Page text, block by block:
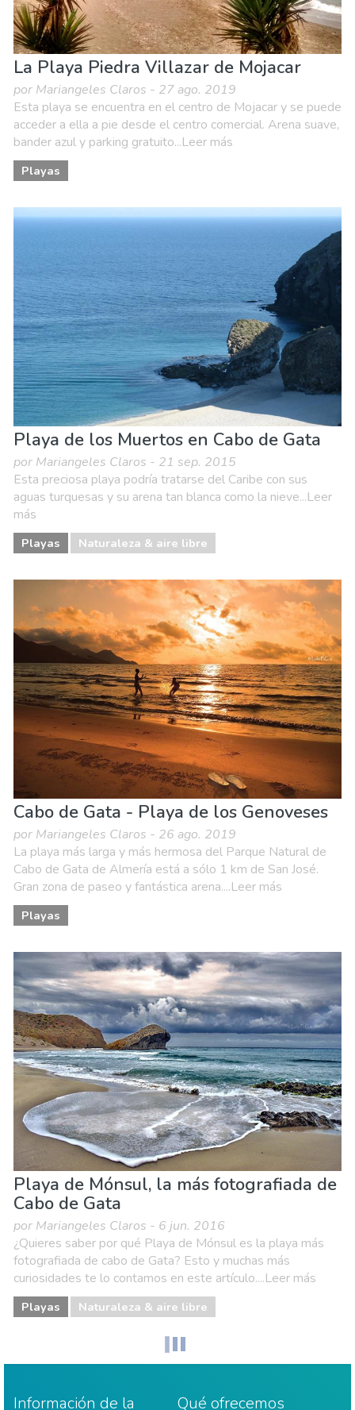
La Playa Piedra Villazar de Mojacar
por Mariangeles Claros - 27 ago. 2019
Esta playa se encuentra en el centro de Mojacar y se puede
acceder a ella a pie desde el centro comercial. Arena suave,
bander azul y parking gratuito...Leer más
Playas
Playa de los Muertos en Cabo de Gata
por Mariangeles Claros - 21 sep. 2015
Esta preciosa playa podría tratarse del Caribe con sus
aguas turquesas y su arena tan blanca como la nieve...Leer
más
Playas Naturaleza & aire libre
Cabo de Gata - Playa de los Genoveses
por Mariangeles Claros - 26 ago. 2019
La playa más larga y más hermosa del Parque Natural de
Cabo de Gata de Almería está a sólo 1 km de San José.
Gran zona de paseo y fantástica arena....Leer más
Playas
Playa de Mónsul, la más fotografiada de
Cabo de Gata
por Mariangeles Claros - 6 jun. 2016
¿Quieres saber por qué Playa de Mónsul es la playa más
fotografiada de cabo de Gata? Esto y muchas más
curiosidades te lo contamos en este artículo....Leer más
Playas Naturaleza & aire libre
Información de la Qué ofrecemos